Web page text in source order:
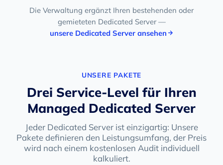
Die Verwaltung ergänzt Ihren bestehenden oder
gemieteten Dedicated Server —
unsere Dedicated Server ansehen
UNSERE PAKETE
Drei Service-Level für Ihren
Managed Dedicated Server
Jeder Dedicated Server ist einzigartig: Unsere
Pakete definieren den Leistungsumfang, der Preis
wird nach einem kostenlosen Audit individuell
kalkuliert.